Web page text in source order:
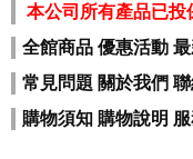
本公司所有產品已投
全館商品 優惠活動
常見問題 關於我們
購物須知 購物說明